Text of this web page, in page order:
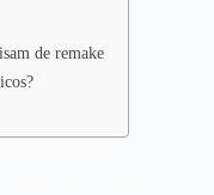
de remake